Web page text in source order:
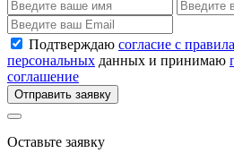
Подтверждаю согласие с
персональных данных и принимаю
соглашение
Отправить заявку
Оставьте заявку